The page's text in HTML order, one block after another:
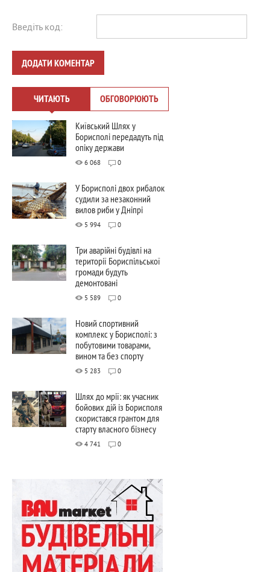
Введіть код:
ДОДАТИ КОМЕНТАР
ЧИТАЮТЬ ОБГОВОРЮЮТЬ
Київський Шлях у
Борисполі передадуть під
опіку держави
6 068 0
У Борисполі двох рибалок
судили за незаконний
вилов риби у Дніпрі
5 994 0
Три аварійні будівлі на
території Бориспільської
громади будуть
демонтовані
5 589 0
Новий спортивний
комплекс у Борисполі: з
побутовими товарами,
вином та без спорту
5 283 0
Шлях до мрії: як учасник
бойових дій із Борисполя
скористався грантом для
старту власного бізнесу
4 741 0